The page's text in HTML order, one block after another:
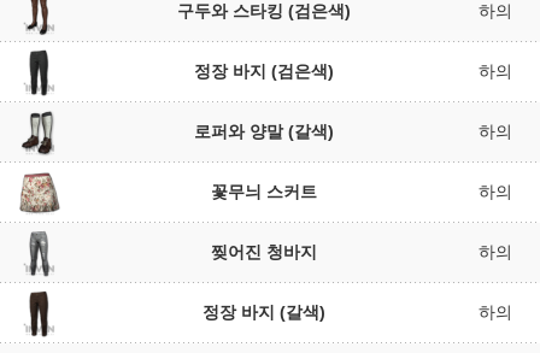
구두와 스타킹 (검은색) 하의
정장 바지 (검은색) 하의
로퍼와 양말 (갈색) 하의
꽃무늬 스커트 하의
찢어진 청바지 하의
정장 바지 (갈색) 하의